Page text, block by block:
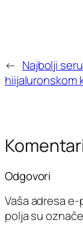
← Najbolji
hiijaluronskom
Odgovori
Vaša adresa
polja su